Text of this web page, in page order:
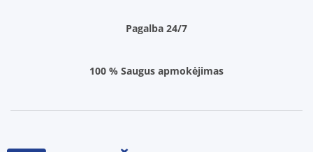
Pagalba 24/7
100 % Saugus apmokėjimas